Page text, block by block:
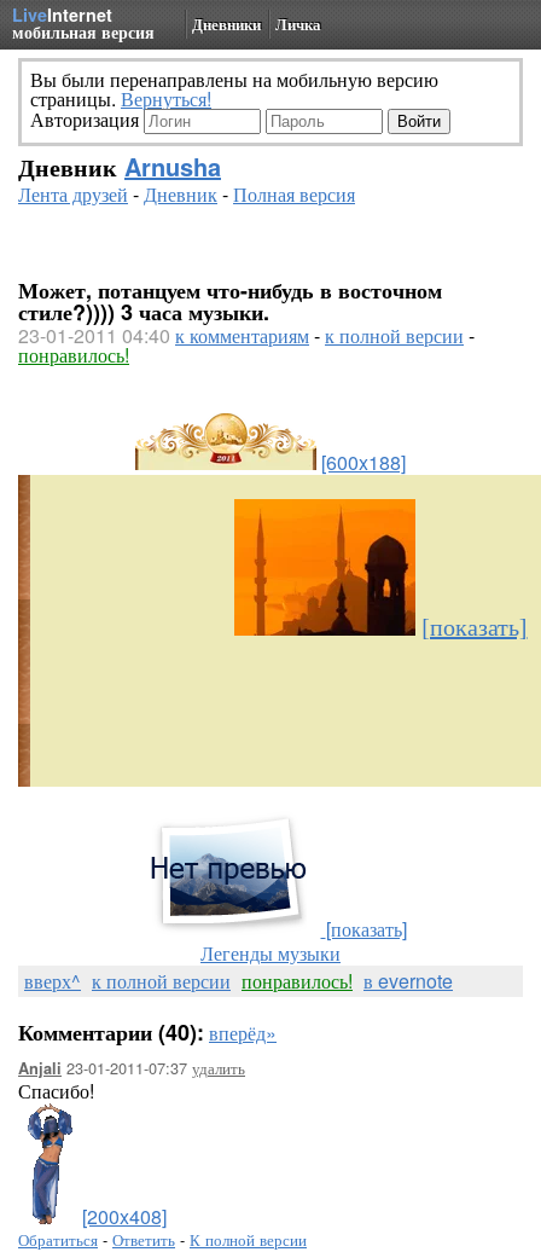
LiveInternet
мобильная версия Дневники Личка
Вы были перенаправлены на мобильную версию
страницы. Вернуться!
Авторизация
Дневник Arnusha
Лента друзей -Дневник-Полная версия
Может, потанцуем что-нибудь в восточном
стиле?)))) 3 часа музыки.
23-01-2011 04:40 к комментариям-к полной версии -
понравилось!
[600x188]
[показать]
[показать]
Легенды музыки
вверх^ к полной версии понравилось! в evernote
Комментарии (40): вперёд»
Anjali 23-01-2011-07:37 удалить
Спасибо!
[200x408]
Обратиться - Ответить - К полной версии